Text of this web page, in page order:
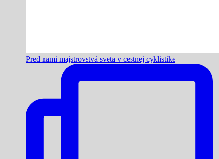
Pred nami majstrovstvá sveta v cestnej cyklistike